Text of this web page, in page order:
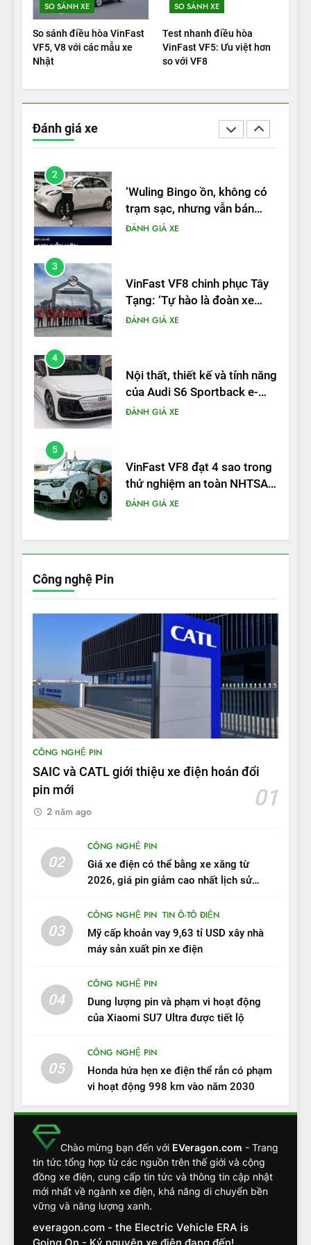
SO SÁNH XE
So sánh điều hòa VinFast
VF5, V8 với các mẫu xe
Nhật
SO SÁNH XE
Test nhanh điều hòa
VinFast VF5: Ưu việt hơn
so với VF8
Đánh giá xe
Xe tốt nhất để mua năm
2025: Green Car Reports
nêu tên 5 người vào chung
kết – Mỹ
ĐÁNH GIÁ XE
‘Wuling Bingo ồn, không có
trạm sạc, nhưng vẫn bán
được nếu biết cách’
3
VinFast VF8 chinh phục Tây
Tạng: ‘Tự hào là đoàn xe
điện Việt Nam đầu tiên lăn
ĐÁNH GIÁ XE
4
Nội thất, thiết kế và tính năng
của Audi S6 Sportback e-
tron
ĐÁNH GIÁ XE
5
VinFast VF8 đạt 4 sao trong
thử nghiệm an toàn NHTSA
tại Mỹ
ĐÁNH GIÁ XE
6
Hệ thống treo đa điểm –
trang bị “đáng từng xu” trên
VinFast VF 6
ĐÁNH GIÁ XE
7
Lái thử VF6: Khách hàng
Bài kiểm tra của Mỹ về đối
thủ Tesla Model 3 của BYD:
‘Nó sang trọng hơn nhiều’
ĐÁNH GIÁ XE
9
BYD Seal 06 DM-i PHEV có
chất lượng tương xứng
ĐÁNH GIÁ XE
10
VinFast VF 7 tấm tắc: “Hơn
hẳn xe xăng”
ĐÁNH GIÁ XE
Người dùng nhận xét về
VinFast VF7: Độ hoàn thiện
tốt, lái hay nhất tầm giá 1 tỷ
đồng
12
VinFast VF7 – Mẫu xe cá
ĐÁNH GIÁ XE
Chuyên gia tiết lộ bài test
đối về an toàn trên VinFast
VF8
ĐÁNH GIÁ XE
14
VinFast VF7 đang bỏ xa
như thế nào?
ĐÁNH GIÁ XE
Công nghệ Pin
CÔNG NGHỆ PIN
SAIC và CATL giới thiệu xe điện hoán đổi
pin mới
01
2 năm ago
02
CÔNG NGHỆ PIN
Giá xe điện có thể bằng xe xăng từ
2026, giá pin giảm cao nhất lịch sử
03
CÔNG NGHỆ PIN TIN Ô-TÔ ĐIỆN
Mỹ cấp khoản vay 9,63 tỉ USD xây nhà
máy sản xuất pin xe điện
04
CÔNG NGHỆ PIN
Dung lượng pin và phạm vi hoạt động
của Xiaomi SU7 Ultra được tiết lộ
05
CÔNG NGHỆ PIN
Honda hứa hẹn xe điện thể rắn có phạm
vi hoạt động 998 km vào năm 2030
Chào mừng bạn đến với EVeragon.com - Trang
tin tức tổng hợp từ các nguồn trên thế giới và cộng
đồng xe điện, cung cấp tin tức và thông tin cập nhật
mới nhất về ngành xe điện, khả năng di chuyển bền
vững và năng lượng xanh.
everagon.com - the Electric Vehicle ERA is
Going On - Kỷ nguyên xe điện đang đến!